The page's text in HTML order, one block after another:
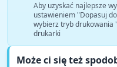
Aby uzyskać najlepsze
ustawieniem "Dopasuj
wybierz tryb drukowania
drukarki
Może ci się też